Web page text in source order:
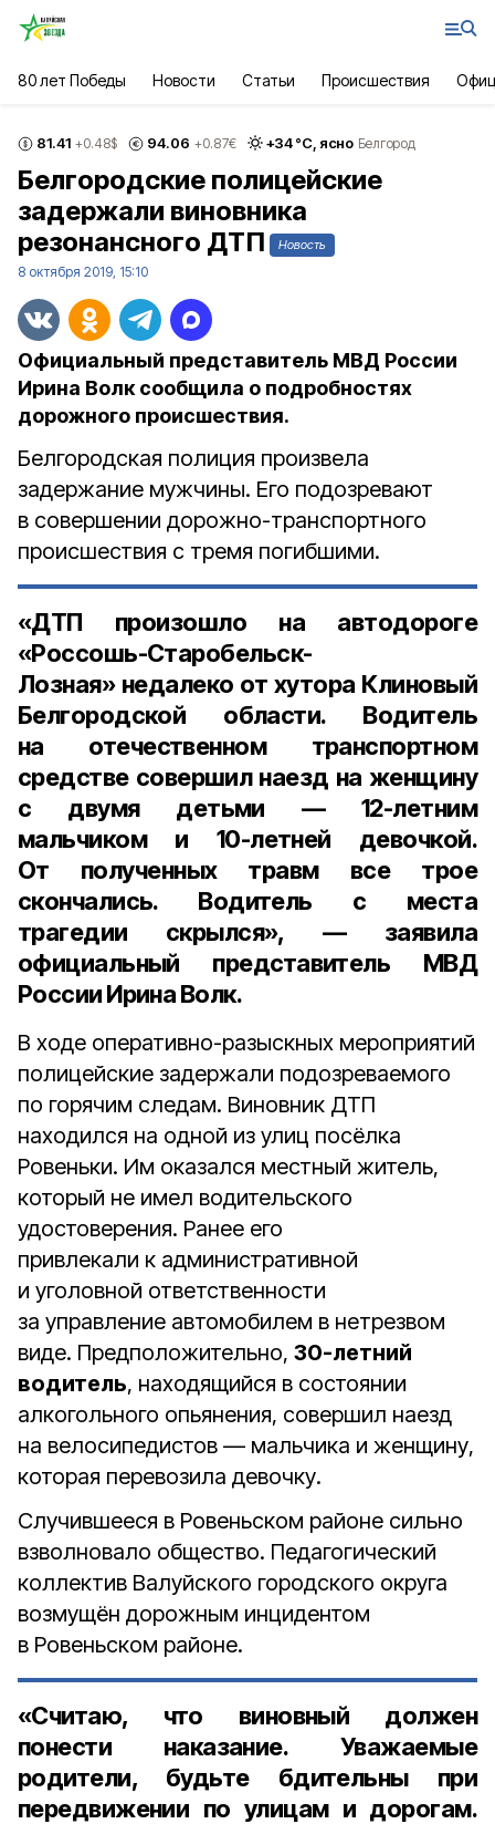
80 лет Победы Новости Статьи Происшествия
81.41 +0.48$ 94.06 +0.87€ +34°С, ясно Белгород
Белгородские полицейские
задержали виновника
резонансного ДТП
Новость
8 октября 2019, 15:10
Официальный представитель МВД России
Ирина Волк сообщила о подробностях
дорожного происшествия.
Белгородская полиция произвела
задержание мужчины. Его подозревают
в совершении дорожно-транспортного
происшествия с тремя погибшими.
«ДТП произошло на автодороге
«Россошь-Старобельск-
Лозная» недалеко от хутора Клиновый
Белгородской области. Водитель
на отечественном транспортном
средстве совершил наезд на женщину
с двумя детьми — 12-летним
мальчикоми 10-летней девочкой.
От полученных травм все трое
скончались. Водитель с места
трагедии скрылся», — заявила
официальный представитель МВД
России Ирина Волк.
В ходе оперативно-разыскных мероприятий
полицейские задержали подозреваемого
по горячим следам. Виновник ДТП
находился на одной из улиц посёлка
Ровеньки. Им оказался местный житель,
который не имел водительского
удостоверения. Ранее его
привлекали к административной
и уголовной ответственности
за управление автомобилем в нетрезвом
виде. Предположительно, 30-летний
водитель, находящийся в состоянии
алкогольного опьянения, совершил наезд
на велосипедистов — мальчика и женщину,
которая перевозила девочку.
Случившееся в Ровеньском районе сильно
взволновало общество. Педагогический
коллектив Валуйского городского округа
возмущён дорожным инцидентом
в Ровеньском районе.
«Считаю, что виновный должен
понести наказание. Уважаемые
родители, будьте бдительны при
передвижении по улицам и дорогам.